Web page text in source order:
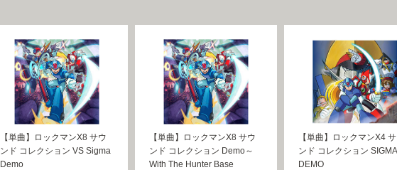
【単曲】ロックマンX8 サウ
ンド コレクション VS Sigma
Demo
【単曲】ロックマンX8 サウ
ンド コレクション Demo～
With The Hunter Base
【単曲】ロックマンX4
ンド コレクション SIGMA
DEMO